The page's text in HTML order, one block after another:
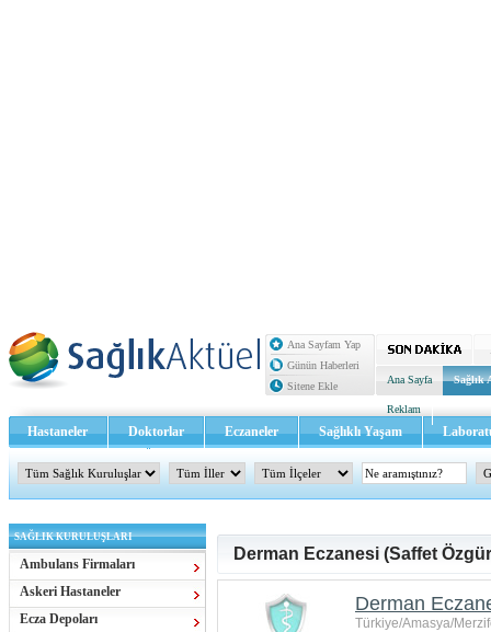
Ana Sayfam Yap
Günün Haberleri
Sitene Ekle
Ana Sayfa Sağlık
Reklam
Hastaneler Doktorlar Eczaneler Sağlıklı Yaşam
Sağlık TV - Video İletişim
SAĞLIK KURULUŞLARI
Ambulans Firmaları
Askeri Hastaneler
Ecza Depoları
Derman Eczanesi (Saffet
Derman
Türkiye/Amasya/